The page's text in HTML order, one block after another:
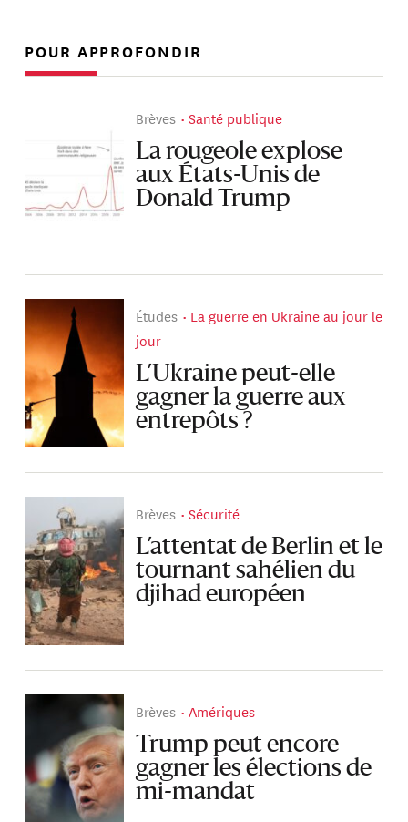
POUR APPROFONDIR
Brèves Santé publique
La rougeole explose
aux États-Unis de
Donald Trump
Études
La guerre en Ukraine au jour le
jour
L’Ukraine peut-elle
gagner la guerre aux
entrepôts ?
Brèves Sécurité
L’attentat de Berlin et le
tournant sahélien du
djihad européen
Brèves Amériques
Trump peut encore
gagner les élections de
mi-mandat